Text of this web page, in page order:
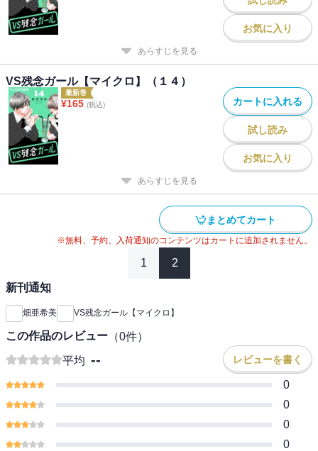
お気に入り
あらすじを見る
VS残念ガール【マイクロ】（１４）
最新巻
¥165 (税込) カートに入れる
試し読み
お気に入り
あらすじを見る
まとめてカート
※無料、予約、入荷通知のコンテンツはカートに追加されません。
1 2
新刊通知
畑亜希美 VS残念ガール【マイクロ】
この作品のレビュー （0件）
平均 -- レビューを書く
0
0
0
0